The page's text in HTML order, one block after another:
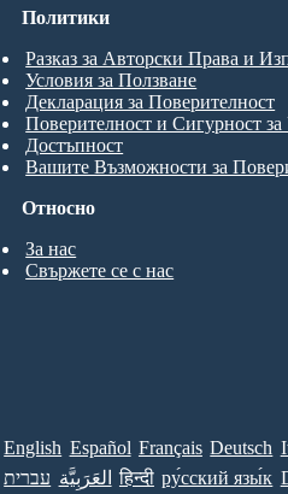
Относно
За нас
Свържете се с нас
Политики
Разказ за Авторски Права и
Условия за Ползване
Декларация за Поверителност
Поверителност и Сигурност
Достъпност
Вашите Възможности за
English Español Français Deutsch
עברית العَرَبِيَّة हिन्दी ру́сский язы́к